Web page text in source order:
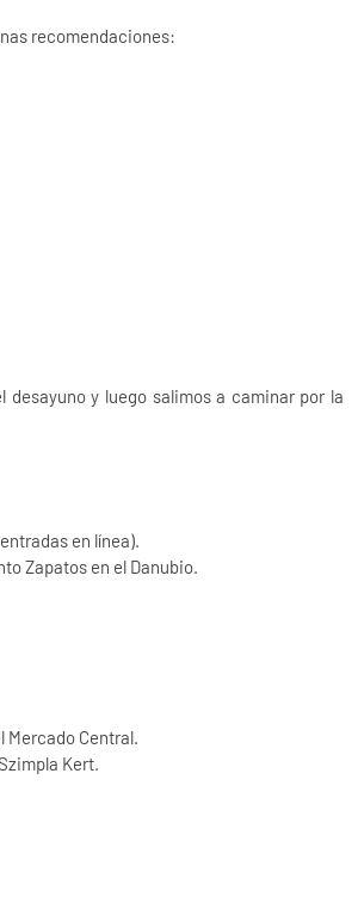
recomendaciones:
y luego salimos a caminar por la
en línea).
Zapatos en el Danubio.
Mercado Central.
Kert.